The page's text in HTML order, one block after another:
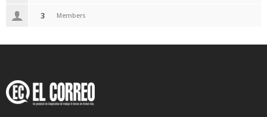
3 Members